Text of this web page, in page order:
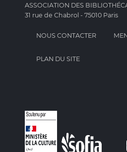
ASSOCIATION DES
31 rue de Chabrol - 75010 Paris
NOUS CONTACTER
PLAN DU SITE